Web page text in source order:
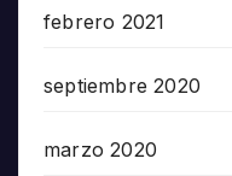
febrero 2021
septiembre 2020
marzo 2020